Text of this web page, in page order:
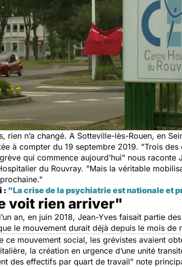
rien n’a changé. A Sotteville-lès-Rouen, en
à compter du 19 septembre 2019. "Trois des
qui commence aujourd’hui" nous raconte
du Rouvray. "Mais la véritable
."
: "La crise de la psychiatrie est nationale et
voit rien arriver"
an, en juin 2018, Jean-Yves faisait partie des
le mouvement durait déjà depuis le mois de
ce mouvement social, les grévistes avaient
la création en urgence d’une unité
des effectifs par quart de travail" note